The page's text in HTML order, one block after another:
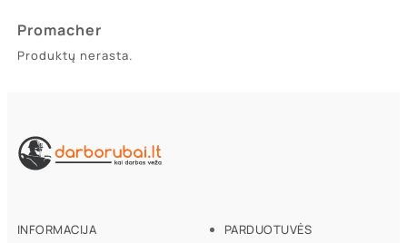
Promacher
Produktų nerasta.
INFORMACIJA
PARDUOTUVĖS